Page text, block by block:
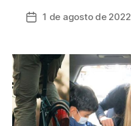
Fecha
entrada
1 de agosto de 2022